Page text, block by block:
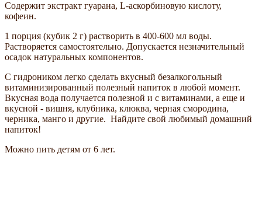
Содержит экстракт гуарана, L-аскорбиновую кислоту,
кофеин.
1 порция (кубик 2 г) растворить в 400-600 мл воды.
Растворяется самостоятельно. Допускается незначительный
осадок натуральных компонентов.
С гидроником легко сделать вкусный безалкогольный
витаминизированный полезный напиток в любой момент.
Вкусная вода получается полезной и с витаминами, а еще и
вкусной - вишня, клубника, клюква, черная смородина,
черника, манго и другие. Найдите свой любимый домашний
напиток!
Можно пить детям от 6 лет.